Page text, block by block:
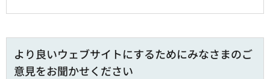
より良いウェブサイトにするためにみなさまのご
意見をお聞かせください